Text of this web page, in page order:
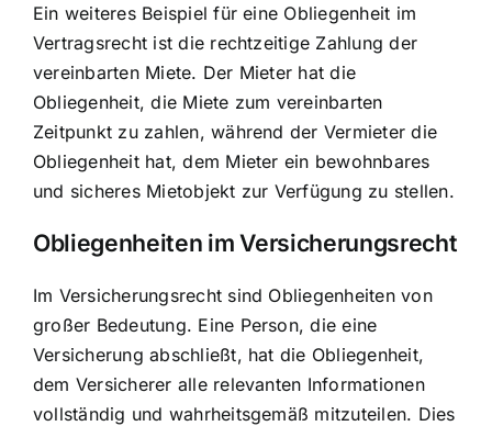
Ein weiteres Beispiel für eine Obliegenheit im
Vertragsrecht ist die rechtzeitige Zahlung der
vereinbarten Miete. Der Mieter hat die
Obliegenheit, die Miete zum vereinbarten
Zeitpunkt zu zahlen, während der Vermieter die
Obliegenheit hat, dem Mieter ein bewohnbares
und sicheres Mietobjekt zur Verfügung zu stellen.
Obliegenheiten im Versicherungsrecht
Im Versicherungsrecht sind Obliegenheiten von
großer Bedeutung. Eine Person, die eine
Versicherung abschließt, hat die Obliegenheit,
dem Versicherer alle relevanten Informationen
vollständig und wahrheitsgemäß mitzuteilen. Dies